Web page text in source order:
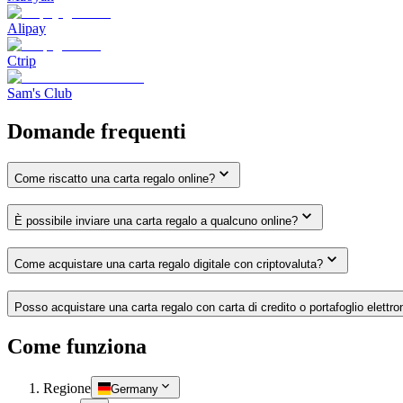
Alipay
Ctrip
Sam's Club
Domande frequenti
Come riscatto una carta regalo online?
È possibile inviare una carta regalo a qualcuno online?
Come acquistare una carta regalo digitale con criptovaluta?
Posso acquistare una carta regalo con carta di credito o portafoglio
Come funziona
Regione Germany